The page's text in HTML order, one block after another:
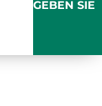
GEBEN SIE